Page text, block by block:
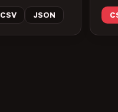
CSV JSON